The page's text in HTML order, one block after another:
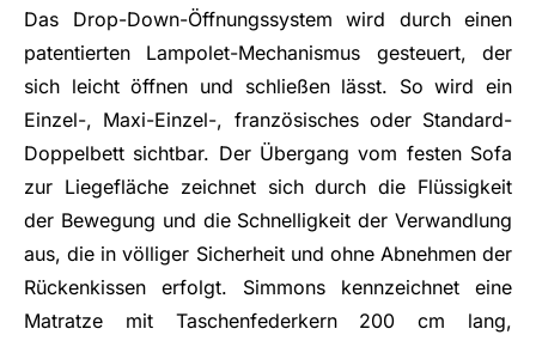
Das Drop-Down-Öffnungssystem wird durch einen
patentierten Lampolet-Mechanismus gesteuert, der
sich leicht öffnen und schließen lässt. So wird ein
Einzel-, Maxi-Einzel-, französisches oder Standard-
Doppelbett sichtbar. Der Übergang vom festen Sofa
zur Liegefläche zeichnet sich durch die Flüssigkeit
der Bewegung und die Schnelligkeit der Verwandlung
aus, die in völliger Sicherheit und ohne Abnehmen der
Rückenkissen erfolgt. Simmons kennzeichnet eine
Matratze mit Taschenfederkern 200 cm lang,